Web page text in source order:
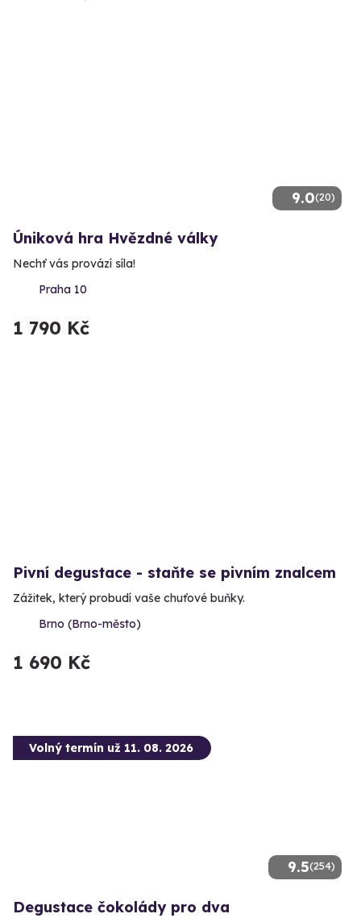
9.0(20)
Úniková hra Hvězdné války
Nechť vás provází síla!
Praha 10
1 790 Kč
Pivní degustace - staňte se pivním znalcem
Zážitek, který probudí vaše chuťové buňky.
Brno (Brno-město)
1 690 Kč
9.5(254)
Volný termín už 11. 08. 2026
Degustace čokolády pro dva